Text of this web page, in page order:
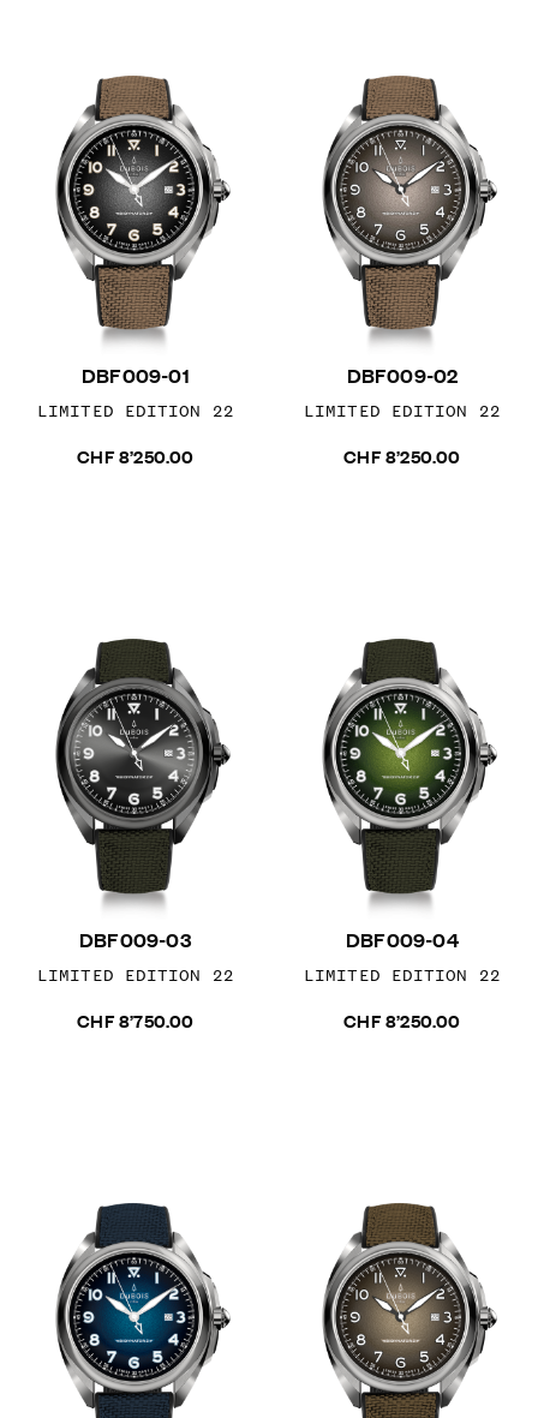
DBF009-01
LIMITED EDITION 22
CHF 8’250.00
DBF009-02
LIMITED EDITION 22
CHF 8’250.00
DBF009-03
LIMITED EDITION 22
CHF 8’750.00
DBF009-04
LIMITED EDITION 22
CHF 8’250.00